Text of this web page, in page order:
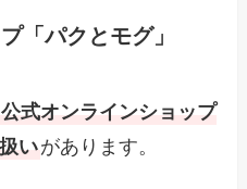
「パクとモグ」
公式オンラインショップ
いがあります。